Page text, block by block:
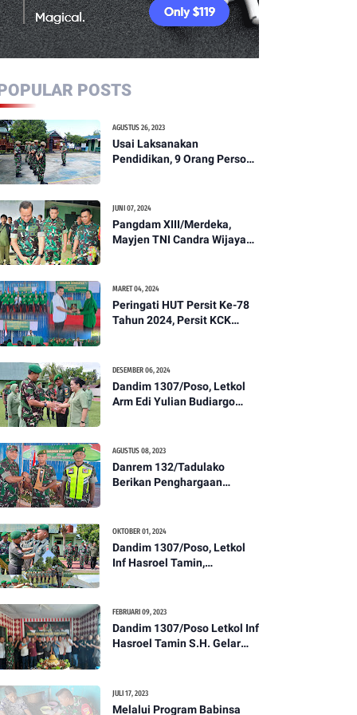
POSTS
AGUSTUS 26, 2023
Usai Laksanakan
Pendidikan, 9 Orang Personil
Ikuti Apel Pagi Dan
Pengecekan
JUNI 07, 2024
Pangdam XIII/Merdeka,
Mayjen TNI Candra Wijaya
MARET 04, 2024
Peringati HUT Persit Ke-78
Tahun 2024, Persit KCK
Kesehatan Tentang
Pencegahan DBD
DESEMBER 06, 2024
Dandim 1307/Poso, Letkol
Arm Edi Yulian Budiargo
1307/Poso
AGUSTUS 08, 2023
Danrem 132/Tadulako
Berikan Penghargaan
OKTOBER 01, 2024
Dandim 1307/Poso, Letkol
Inf Hasroel Tamin,
Kenaikan Pangkat Personel
Kodim 1307/Poso
FEBRUARI 09, 2023
Dandim 1307/Poso Letkol Inf
Hasroel Tamin S.H. Gelar
Tahun 2023
JULI 17, 2023
Melalui Program Babinsa